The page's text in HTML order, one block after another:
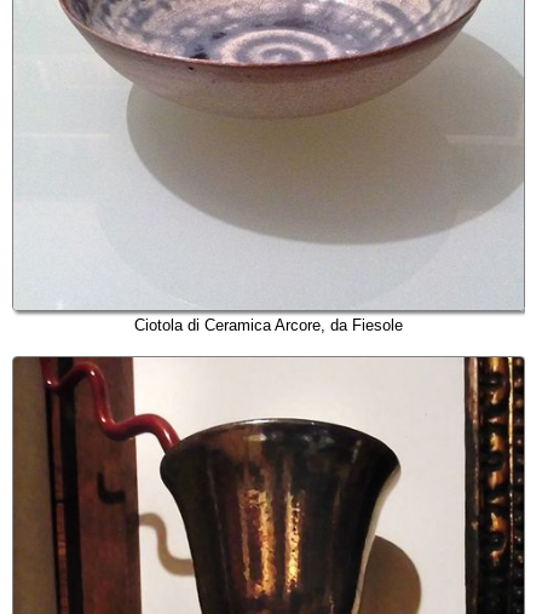
Ciotola di Ceramica Arcore, da Fiesole